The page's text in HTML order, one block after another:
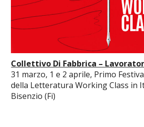
Collettivo Di Fabbrica –
31 marzo, 1 e 2 aprile, Primo
della Letteratura Working Class in
Bisenzio (Fi)